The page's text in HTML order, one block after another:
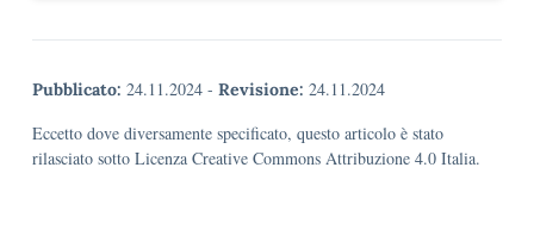
Pubblicato: 24.11.2024 - Revisione: 24.11.2024
Eccetto dove diversamente specificato, questo articolo è stato
rilasciato sotto Licenza Creative Commons Attribuzione 4.0 Italia.